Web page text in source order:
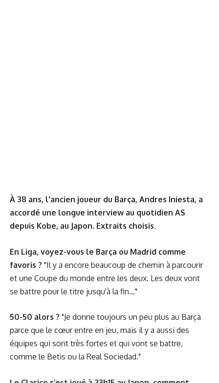
À 38 ans, l'ancien joueur du Barça, Andres Iniesta, a
accordé une longue interview au quotidien AS
depuis Kobe, au Japon. Extraits choisis.
En Liga, voyez-vous le Barça ou Madrid comme
favoris ? "Il y a encore beaucoup de chemin à parcourir
et une Coupe du monde entre les deux. Les deux vont
se battre pour le titre jusqu'à la fin…"
50-50 alors ? "Je donne toujours un peu plus au Barça
parce que le cœur entre en jeu, mais il y a aussi des
équipes qui sont très fortes et qui vont se battre,
comme le Betis ou la Real Sociedad."